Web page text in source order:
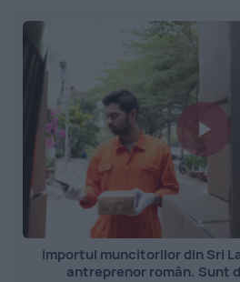
Importul muncitorilor din Sri
antreprenor român. Sunt